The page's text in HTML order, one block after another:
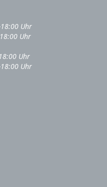
Uhr
Uhr
Uhr
Uhr